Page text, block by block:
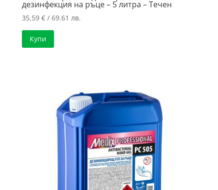
дезинфекция на ръце – 5 литра – Течен
35.59 €/ 69.61 лв.
Купи